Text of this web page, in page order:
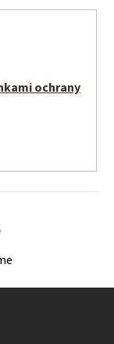
ochrany